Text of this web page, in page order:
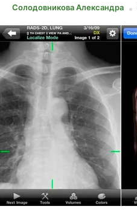
Солодовникова Александра